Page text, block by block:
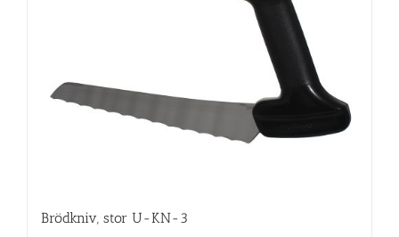
Brödkniv, stor U-KN-3